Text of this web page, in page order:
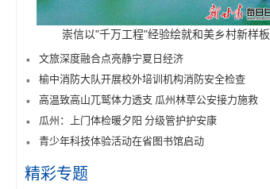
崇信以"千万工程"经验绘就和美乡村新样板
文旅深度融合点亮静宁夏日经济
榆中消防大队开展校外培训机构消防安全检查
高温致高山兀鹫体力透支 瓜州林草公安接力施救
瓜州：上门体检暖夕阳 分级管护护安康
青少年科技体验活动在省图书馆启动
精彩专题